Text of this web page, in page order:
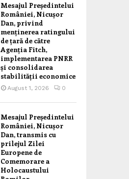
Mesajul Președintelui
României, Nicușor
Dan, privind
menținerea ratingului
de țară de către
Agenția Fitch,
implementarea PNRR
și consolidarea
stabilității economice
August 1, 2026 0
Mesajul Președintelui
României, Nicușor
Dan, transmis cu
prilejul Zilei
Europene de
Comemorare a
Holocaustului